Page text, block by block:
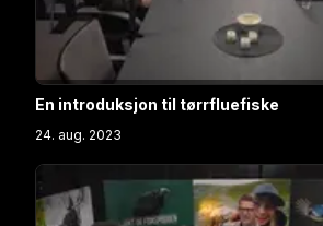
En introduksjon til tørrfluefiske
24. aug. 2023